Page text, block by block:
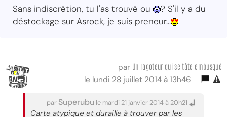
Sans indiscrétion, tu l'as trouvé ou
? S'il y a du
déstockage sur Asrock, je suis preneur...
par Un ragoteur qui se tâte embusqué
le lundi 28 juillet 2014 à 13h46
par Superubu le mardi 21 janvier 2014 à 20h21
Carte atypique et duraille à trouver par les